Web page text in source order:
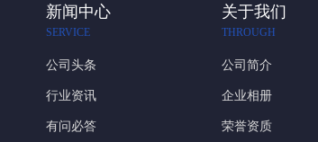
新闻中心
SERVICE
公司头条
行业资讯
有问必答
关于我们
THROUGH
公司简介
企业相册
荣誉资质